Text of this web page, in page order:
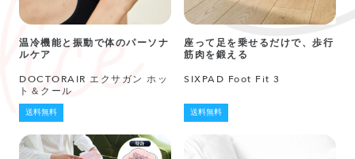
温冷機能と振動で体のパーソナ
ルケア
DOCTORAIR エクサガン ホッ
ト＆クール
送料無料
座って足を乗せるだけで、歩行
筋肉を鍛える
SIXPAD Foot Fit 3
送料無料